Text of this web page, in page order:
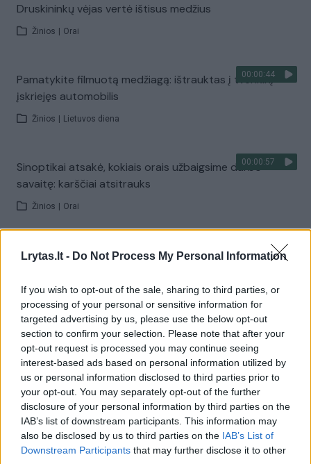
Lrytas.lt - Do Not Process My Personal Information
If you wish to opt-out of the sale, sharing to third parties, or
processing of your personal or sensitive information for
targeted advertising by us, please use the below opt-out
section to confirm your selection. Please note that after your
opt-out request is processed you may continue seeing
interest-based ads based on personal information utilized by
us or personal information disclosed to third parties prior to
your opt-out. You may separately opt-out of the further
disclosure of your personal information by third parties on the
IAB’s list of downstream participants. This information may
also be disclosed by us to third parties on the IAB’s List of
Downstream Participants that may further disclose it to other
Druskininkų vėjas vertė ištisus medžius
Žinios Orai
00:00:44
Pamatykite filmuotą medžiagą: ištrauktas į tvenkinį
įskriejęs automobilis
Žinios Lietuvos diena
00:00:57
Sinoptikai atsakė, kokiais orais užbaigsime darbo
savaitę: karščiai atsitrauks
Žinios Orai
Visi įrašai
Žiūrimiausi įrašai
00:00:30
Vaizdai iš tragiškos avarijos Vilniaus r.: dviejų moterų ir
vaiko gyvybių išgelbėti nepavyko
Žinios | Lietuvos diena
00:00:57
Savaitės vidurys nusimato karštas: temperatūra kils iki